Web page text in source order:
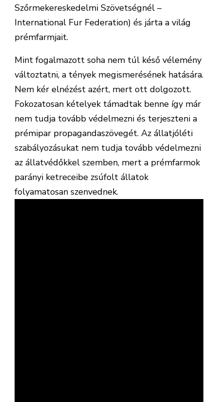
Szőrmekereskedelmi Szövetségnél –
International Fur Federation) és járta a világ
prémfarmjait.
Mint fogalmazott soha nem túl késő vélemény
változtatni, a tények megismerésének hatására.
Nem kér elnézést azért, mert ott dolgozott.
Fokozatosan kételyek támadtak benne így már
nem tudja tovább védelmezni és terjeszteni a
prémipar propagandaszövegét. Az állatjóléti
szabályozásukat nem tudja tovább védelmezni
az állatvédőkkel szemben, mert a prémfarmok
parányi ketreceibe zsúfolt állatok
folyamatosan szenvednek.